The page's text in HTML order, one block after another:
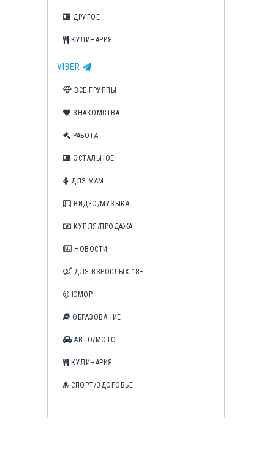
ДРУГОЕ
КУЛИНАРИЯ
VIBER
ВСЕ ГРУППЫ
ЗНАКОМСТВА
РАБОТА
ОСТАЛЬНОЕ
ДЛЯ МАМ
ВИДЕО/МУЗЫКА
КУПЛЯ/ПРОДАЖА
НОВОСТИ
ДЛЯ ВЗРОСЛЫХ 18+
ЮМОР
ОБРАЗОВАНИЕ
АВТО/МОТО
КУЛИНАРИЯ
СПОРТ/ЗДОРОВЬЕ